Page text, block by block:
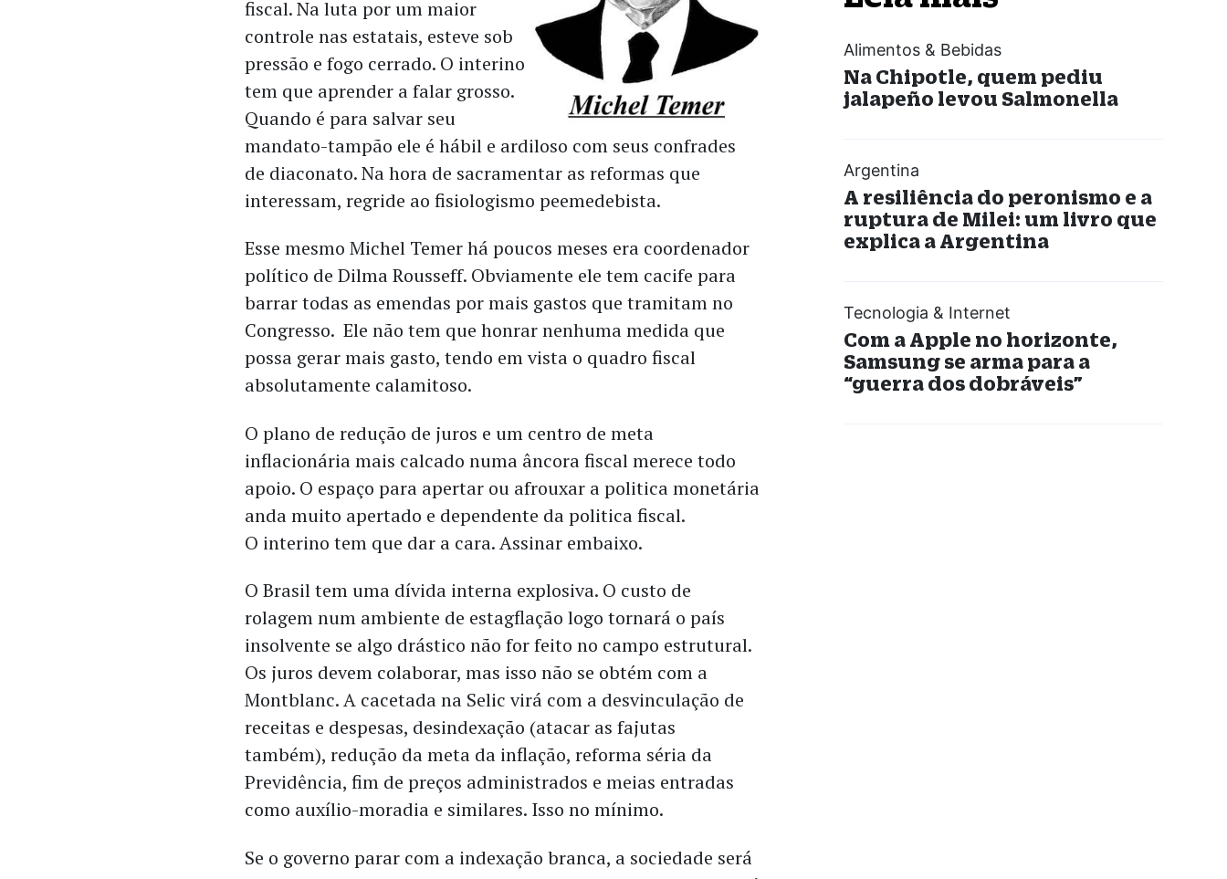
fiscal. Na luta por um maior
controle nas estatais, esteve sob
pressão e fogo cerrado. O interino
tem que aprender a falar grosso.
Quando é para salvar seu
mandato-tampão ele é hábil e ardiloso com seus confrades
de diaconato. Na hora de sacramentar as reformas que
interessam, regride ao fisiologismo peemedebista.
Esse mesmo Michel Temer há poucos meses era coordenador
político de Dilma Rousseff. Obviamente ele tem cacife para
barrar todas as emendas por mais gastos que tramitam no
Congresso. Ele não tem que honrar nenhuma medida que
possa gerar mais gasto, tendo em vista o quadro fiscal
absolutamente calamitoso.
O plano de redução de juros e um centro de meta
inflacionária mais calcado numa âncora fiscal merece todo
apoio. O espaço para apertar ou afrouxar a politica monetária
anda muito apertado e dependente da politica fiscal.
O interino tem que dar a cara. Assinar embaixo.
O Brasil tem uma dívida interna explosiva. O custo de
rolagem num ambiente de estagflação logo tornará o país
insolvente se algo drástico não for feito no campo estrutural.
Os juros devem colaborar, mas isso não se obtém com a
Montblanc. A cacetada na Selic virá com a desvinculação de
receitas e despesas, desindexação (atacar as fajutas
também), redução da meta da inflação, reforma séria da
Previdência, fim de preços administrados e meias entradas
como auxílio-moradia e similares. Isso no mínimo.
Se o governo parar com a indexação branca, a sociedade será
Alimentos & Bebidas
Na Chipotle, quem pediu
jalapeño levou Salmonella
Argentina
A resiliência do peronismo e a
ruptura de Milei: um livro que
explica a Argentina
Tecnologia & Internet
Com a Apple no horizonte,
Samsung se arma para a
“guerra dos dobráveis”